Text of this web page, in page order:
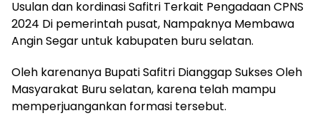
Usulan dan kordinasi Safitri Terkait Pengadaan CPNS
2024 Di pemerintah pusat, Nampaknya Membawa
Angin Segar untuk kabupaten buru selatan.
Oleh karenanya Bupati Safitri Dianggap Sukses Oleh
Masyarakat Buru selatan, karena telah mampu
memperjuangankan formasi tersebut.